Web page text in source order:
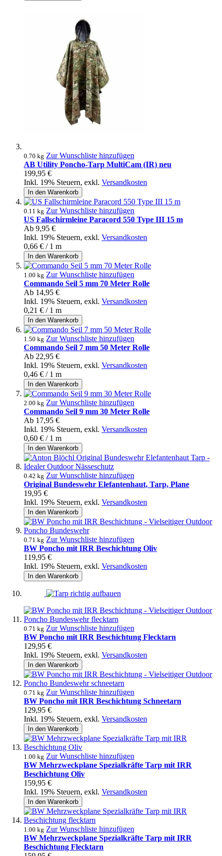
0.70 kg Zur Wunschliste hinzufügen
AB Utility Poncho-Tarp MultiCam (IR) neu
199,95 €
Inkl. 19% Steuern, exkl. Versandkosten
In den Warenkorb
0.11 kg Zur Wunschliste hinzufügen
US Fallschirmleine Paracord 550 Type III 15 m
Ab 9,95 €
Inkl. 19% Steuern, exkl. Versandkosten
0,66 € / 1 m
In den Warenkorb
1.00 kg Zur Wunschliste hinzufügen
Commando Seil 5 mm 70 Meter Rolle
Ab 14,95 €
Inkl. 19% Steuern, exkl. Versandkosten
0,21 € / 1 m
In den Warenkorb
1.50 kg Zur Wunschliste hinzufügen
Commando Seil 7 mm 50 Meter Rolle
Ab 22,95 €
Inkl. 19% Steuern, exkl. Versandkosten
0,46 € / 1 m
In den Warenkorb
2.00 kg Zur Wunschliste hinzufügen
Commando Seil 9 mm 30 Meter Rolle
Ab 17,95 €
Inkl. 19% Steuern, exkl. Versandkosten
0,60 € / 1 m
In den Warenkorb
0.42 kg Zur Wunschliste hinzufügen
Original Bundeswehr Elefantenhaut, Tarp, Plane
19,95 €
Inkl. 19% Steuern, exkl. Versandkosten
In den Warenkorb
0.71 kg Zur Wunschliste hinzufügen
BW Poncho mit IRR Beschichtung Oliv
119,95 €
Inkl. 19% Steuern, exkl. Versandkosten
In den Warenkorb
0.71 kg Zur Wunschliste hinzufügen
BW Poncho mit IRR Beschichtung Flecktarn
129,95 €
Inkl. 19% Steuern, exkl. Versandkosten
In den Warenkorb
0.71 kg Zur Wunschliste hinzufügen
BW Poncho mit IRR Beschichtung Schneetarn
129,95 €
Inkl. 19% Steuern, exkl. Versandkosten
In den Warenkorb
1.00 kg Zur Wunschliste hinzufügen
BW Mehrzweckplane Spezialkräfte Tarp mit IRR
Beschichtung Oliv
159,95 €
Inkl. 19% Steuern, exkl. Versandkosten
In den Warenkorb
1.00 kg Zur Wunschliste hinzufügen
BW Mehrzweckplane Spezialkräfte Tarp mit IRR
Beschichtung Flecktarn